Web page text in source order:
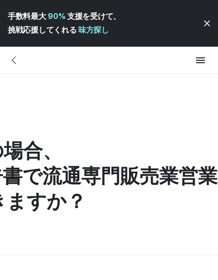
手数料最大 90% 支援を受けて、
挑戦応援してくれる 味方探し
合、
で流通専門販売業営
すか？